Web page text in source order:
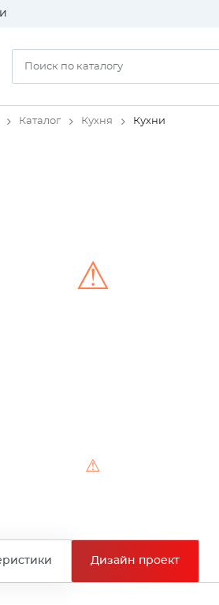
Каталог Кухня Кухни
⚠
⚠
Дизайн проект